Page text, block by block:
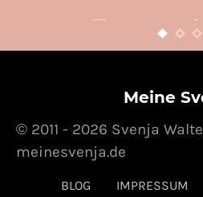
Ganz
POSTED ON
Meine
BLOG IMPRESSUM
© 2011 - 2026 Svenja
meinesvenja.de